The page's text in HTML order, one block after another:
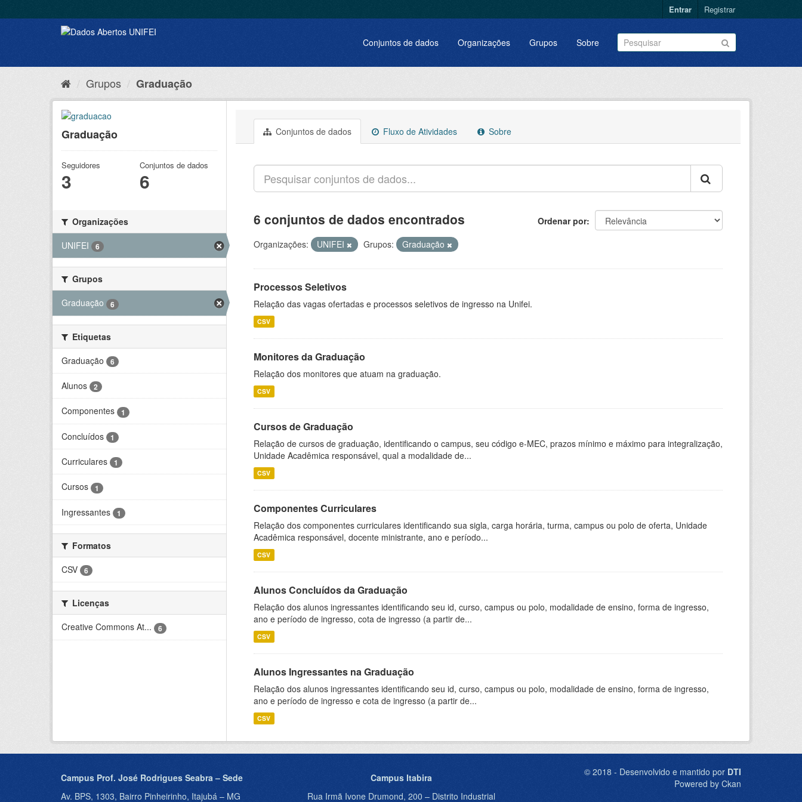
Entrar Registrar
Conjuntos de dados Organizações Grupos Sobre
Grupos Graduação
Graduação
Seguidores
3
Conjuntos de dados
6
Organizações
UNIFEI
6
Grupos
Graduação
6
Etiquetas
Graduação
6
Alunos 2
Componentes 1
Concluídos 1
Curriculares 1
Cursos 1
Ingressantes 1
Formatos
CSV
6
Licenças
Creative Commons At...
6
Conjuntos de dados Fluxo de Atividades Sobre
Ordenar por
6 conjuntos de dados encontrados
Organizações: UNIFEI Grupos: Graduação
Processos Seletivos
Relação das vagas ofertadas e processos seletivos de ingresso na Unifei.
CSV
Monitores da Graduação
Relação dos monitores que atuam na graduação.
CSV
Cursos de Graduação
Relação de cursos de graduação, identificando o campus, seu código e-MEC, prazos mínimo e máximo para integralização,
Unidade Acadêmica responsável, qual a modalidade de...
CSV
Componentes Curriculares
Relação dos componentes curriculares identificando sua sigla, carga horária, turma, campus ou polo de oferta, Unidade
Acadêmica responsável, docente ministrante, ano e período...
CSV
Alunos Concluídos da Graduação
Relação dos alunos ingressantes identificando seu id, curso, campus ou polo, modalidade de ensino, forma de ingresso,
ano e período de ingresso, cota de ingresso (a partir de...
CSV
Alunos Ingressantes na Graduação
Relação dos alunos ingressantes identificando seu id, curso, campus ou polo, modalidade de ensino, forma de ingresso,
ano e período de ingresso e cota de ingresso (a partir de...
CSV
Campus Prof. José Rodrigues Seabra – Sede
Av. BPS, 1303, Bairro Pinheirinho, Itajubá – MG
Campus Itabira
Rua Irmã Ivone Drumond, 200 – Distrito Industrial
© 2018 - Desenvolvido e mantido por DTI
Powered by Ckan